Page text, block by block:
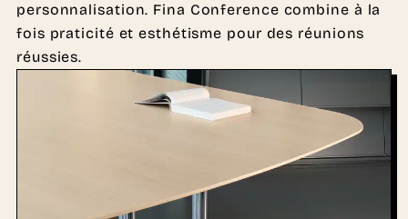
personnalisation. Fina Conference combine à la
fois praticité et esthétisme pour des réunions
réussies.